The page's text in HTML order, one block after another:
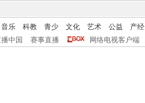
音乐 科教 青少 文化 艺术 公益 产经
中国
赛事直播 网络电视客户端